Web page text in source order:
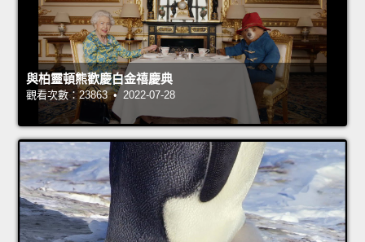
與柏靈頓熊歡慶白金禧慶典
觀看次數：23863 • 2022-07-28